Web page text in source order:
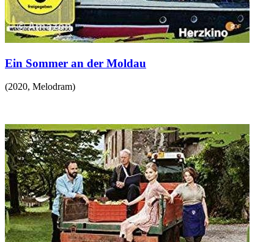
Ein Sommer an der Moldau
(2020, Melodram)